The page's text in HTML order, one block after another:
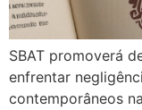
SBAT promoverá
enfrentar
contemporâneos